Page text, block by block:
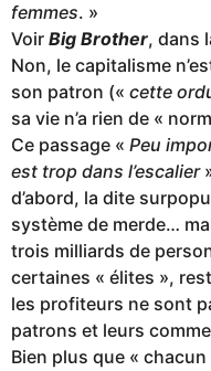
femmes. »
Voir Big Brother, dans
Non, le capitalisme
son patron (« cette
sa vie n’a rien de «
Ce passage « Peu
est trop dans l’escalier
d’abord, la dite
système de merde…
trois milliards de
certaines « élites »,
les profiteurs ne sont
patrons et leurs
Bien plus que «